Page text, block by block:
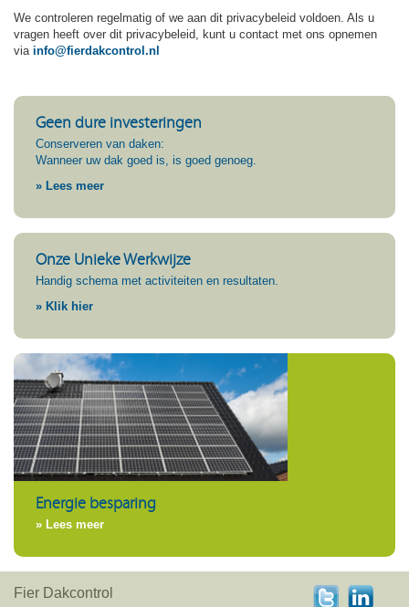
We controleren regelmatig of we aan dit privacybeleid voldoen. Als u
vragen heeft over dit privacybeleid, kunt u contact met ons opnemen
via info@fierdakcontrol.nl
Geen dure investeringen
Conserveren van daken:
Wanneer uw dak goed is, is goed genoeg.
» Lees meer
Onze Unieke Werkwijze
Handig schema met activiteiten en resultaten.
» Klik hier
Energie besparing
» Lees meer
Fier Dakcontrol